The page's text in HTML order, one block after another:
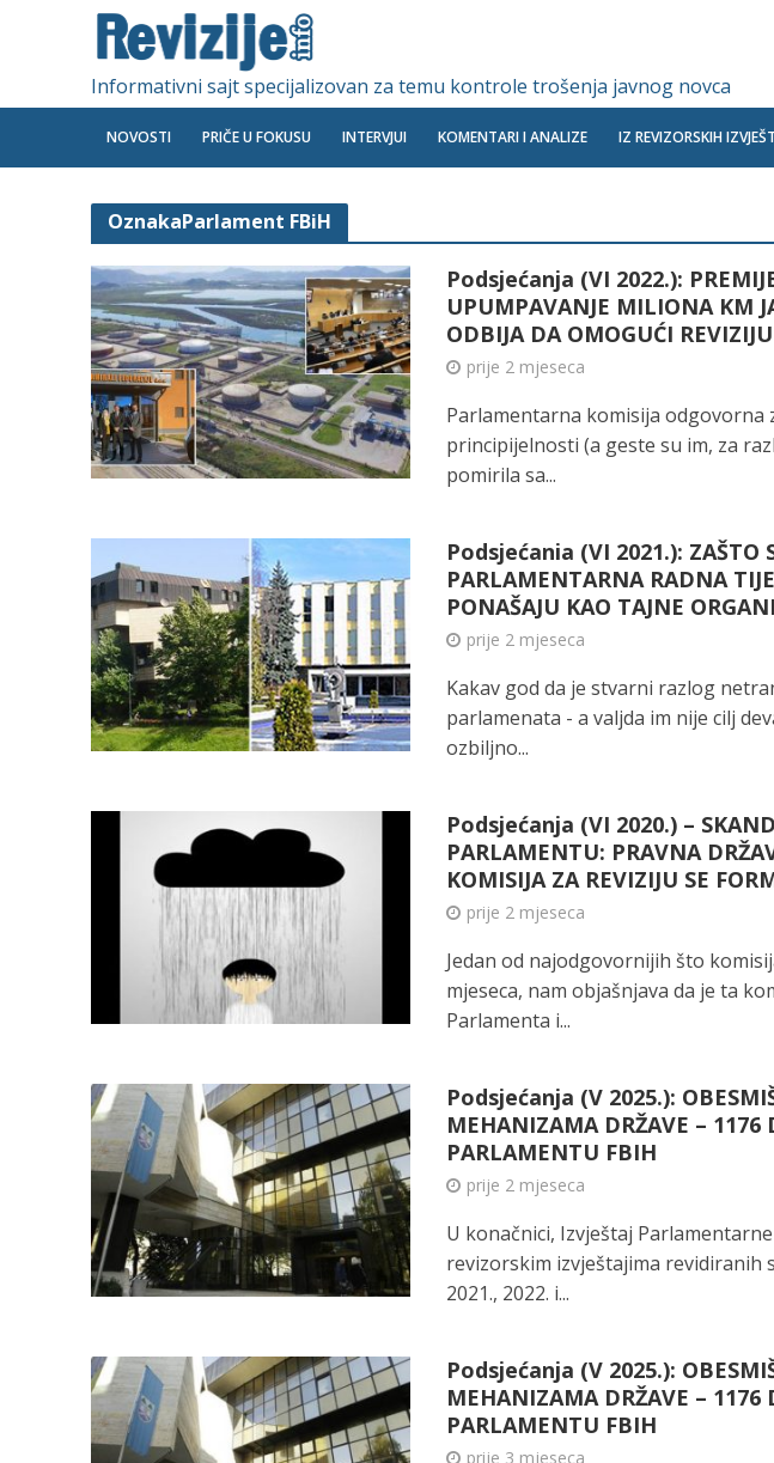
Informativni sajt specijalizovan za temu kontrole trošenja javnog novca
NOVOSTI PRIČE U FOKUSU INTERVJUI KOMENTARI I ANALIZE IZ REVIZORSKIH
OznakaParlament FBiH
Podsjećanja (VI 2022.):
UPUMPAVANJE MILIONA KM
ODBIJA DA OMOGUĆI
prije 2 mjeseca
Parlamentarna komisija odgovorna
principijelnosti (a geste su im, za
pomirila sa...
Podsjećania (VI 2021.): ZAŠTO
PARLAMENTARNA RADNA
PONAŠAJU KAO TAJNE
prije 2 mjeseca
Kakav god da je stvarni razlog
parlamenata - a valjda im nije cilj
ozbiljno...
Podsjećanja (VI 2020.) –
PARLAMENTU: PRAVNA
KOMISIJA ZA REVIZIJU SE
prije 2 mjeseca
Jedan od najodgovornijih što
mjeseca, nam objašnjava da je ta
Parlamenta i...
Podsjećanja (V 2025.):
MEHANIZAMA DRŽAVE – 1176
PARLAMENTU FBIH
prije 2 mjeseca
U konačnici, Izvještaj
revizorskim izvještajima revidiranih
2021., 2022. i...
Podsjećanja (V 2025.):
MEHANIZAMA DRŽAVE – 1176
PARLAMENTU FBIH
prije 3 mjeseca